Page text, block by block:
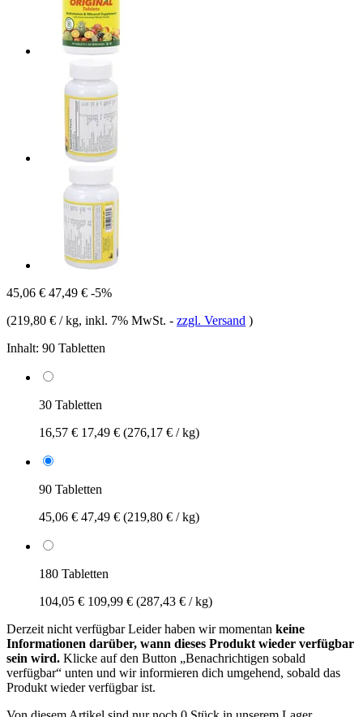
45,06 € 47,49 € -5%
(219,80 € / kg, inkl. 7% MwSt. - zzgl. Versand )
Inhalt: 90 Tabletten
30 Tabletten
16,57 € 17,49 € (276,17 € / kg)
90 Tabletten
45,06 € 47,49 € (219,80 € / kg)
180 Tabletten
104,05 € 109,99 € (287,43 € / kg)
Derzeit nicht verfügbarLeider haben wir momentan keine
Informationen darüber, wann dieses Produkt wieder verfügbar
sein wird. Klicke auf den Button „Benachrichtigen sobald
verfügbar“ unten und wir informieren dich umgehend, sobald das
Produkt wieder verfügbar ist.